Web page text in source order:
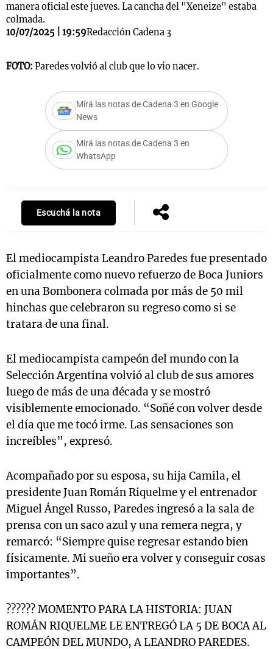
manera oficial este jueves. La cancha del "Xeneize" estaba
colmada.
10/07/2025 | 19:59Redacción Cadena 3
FOTO: Paredes volvió al club que lo vio nacer.
Mirá las notas de Cadena 3 en Google
News
Mirá las notas de Cadena 3 en
WhatsApp
Escuchá la nota
El mediocampista Leandro Paredes fue presentado
oficialmente como nuevo refuerzo de Boca Juniors
en una Bombonera colmada por más de 50 mil
hinchas que celebraron su regreso como si se
tratara de una final.
El mediocampista campeón del mundo con la
Selección Argentina volvió al club de sus amores
luego de más de una década y se mostró
visiblemente emocionado. “Soñé con volver desde
el día que me tocó irme. Las sensaciones son
increíbles”, expresó.
Acompañado por su esposa, su hija Camila, el
presidente Juan Román Riquelme y el entrenador
Miguel Ángel Russo, Paredes ingresó a la sala de
prensa con un saco azul y una remera negra, y
remarcó: “Siempre quise regresar estando bien
físicamente. Mi sueño era volver y conseguir cosas
importantes”.
?????? MOMENTO PARA LA HISTORIA: JUAN
ROMÁN RIQUELME LE ENTREGÓ LA 5 DE BOCA AL
CAMPEÓN DEL MUNDO, A LEANDRO PAREDES.
Mundial 2026